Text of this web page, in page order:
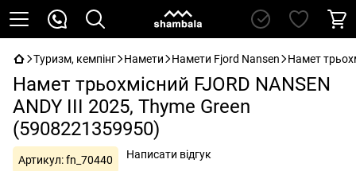
Туризм, кемпінг Намети Намети Fjord Nansen Намет
Намет трьохмісний FJORD NANSEN
ANDY III 2025, Thyme Green
(5908221359950)
Артикул:fn_70440 Написати відгук